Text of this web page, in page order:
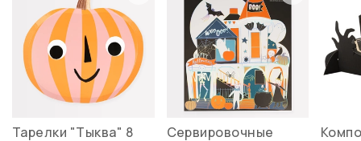
Тарелки "Тыква" 8
Сервировочные